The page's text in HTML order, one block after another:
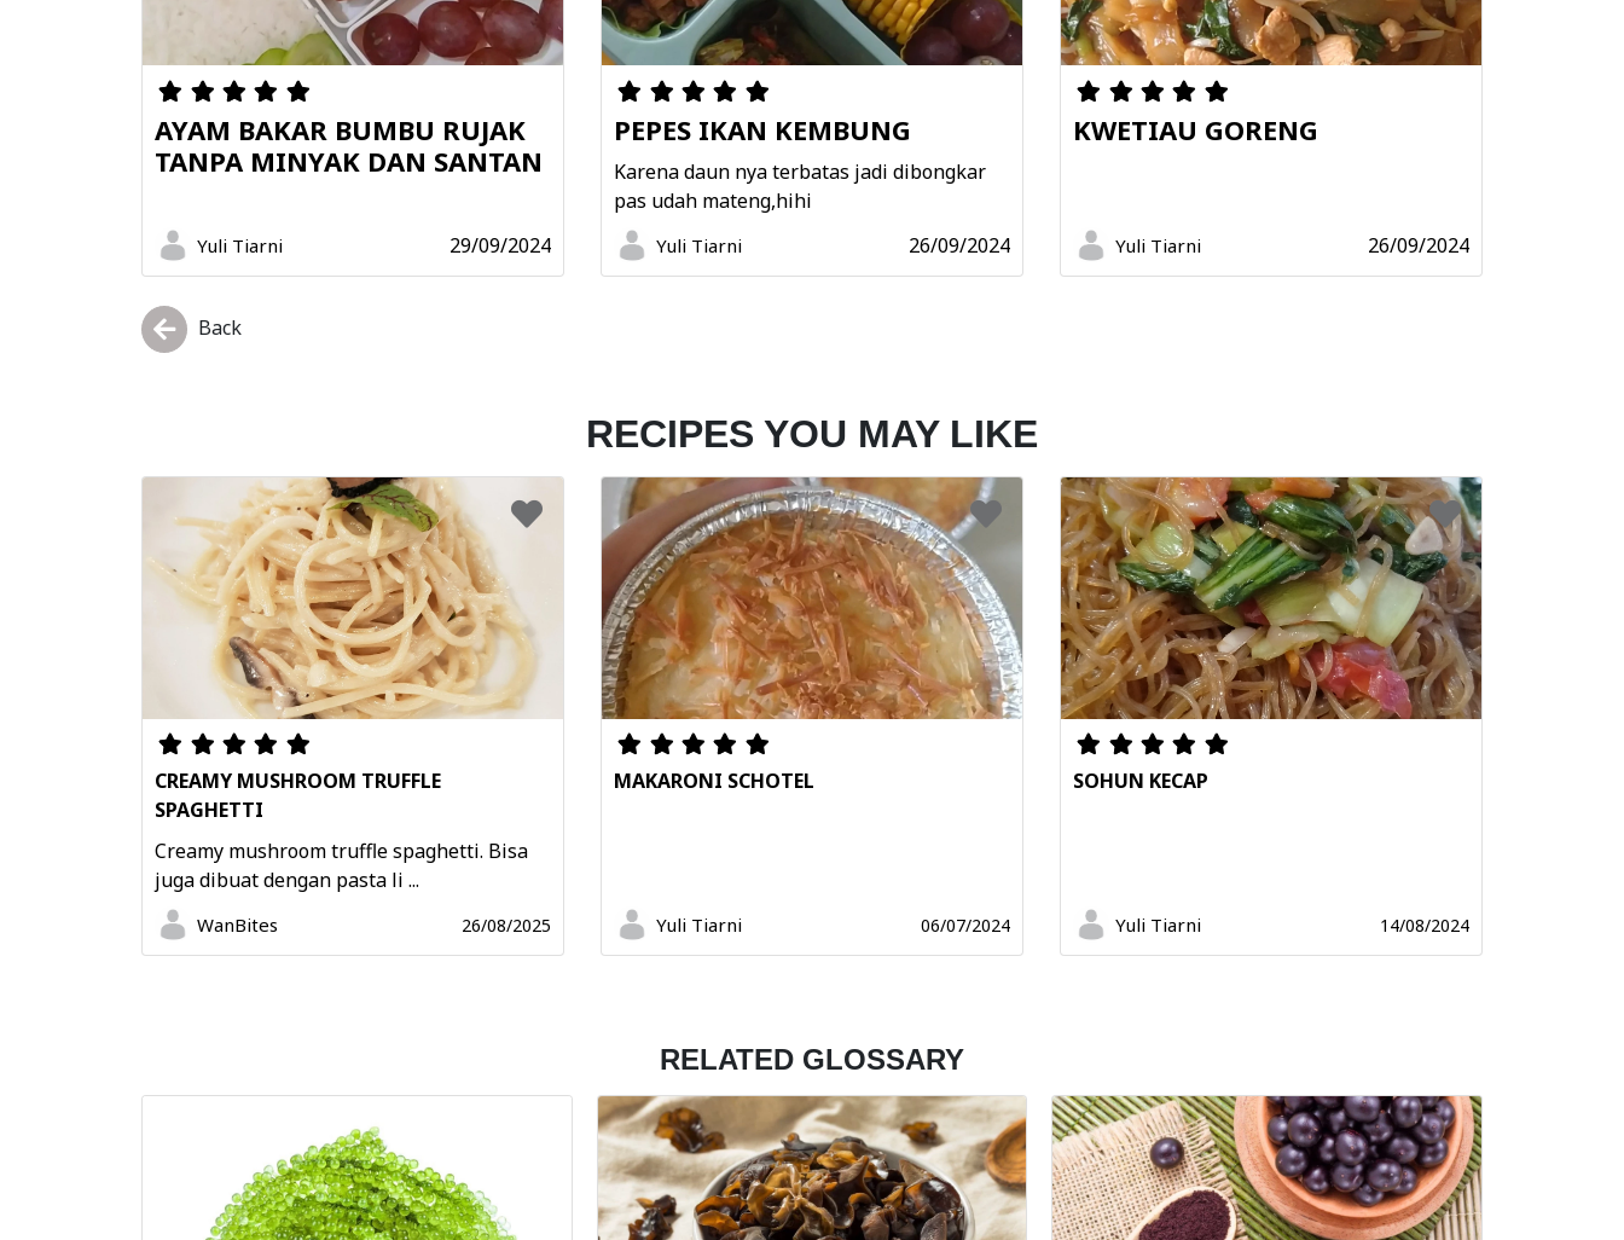
AYAM BAKAR BUMBU RUJAK
TANPA MINYAK DAN SANTAN
Yuli Tiarni 29/09/2024
PEPES IKAN KEMBUNG
Karena daun nya terbatas jadi dibongkar
pas udah mateng,hihi
Yuli Tiarni 26/09/2024
KWETIAU GORENG
Yuli Tiarni 26/09/2024
Back
RECIPES YOU MAY LIKE
CREAMY MUSHROOM TRUFFLE
SPAGHETTI
Creamy mushroom truffle spaghetti. Bisa
juga dibuat dengan pasta li ...
WanBites 26/08/2025
MAKARONI SCHOTEL
Yuli Tiarni 06/07/2024
SOHUN KECAP
Yuli Tiarni 14/08/2024
RELATED GLOSSARY